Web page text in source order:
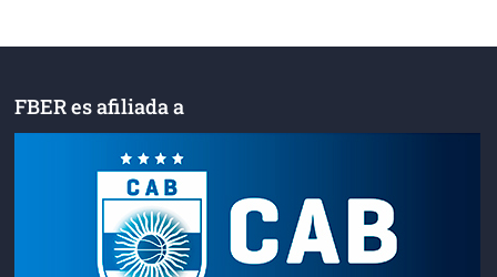
FBER es afiliada a